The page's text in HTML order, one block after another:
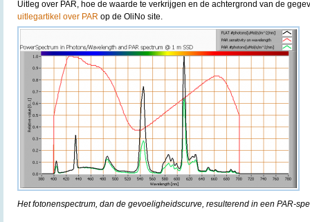
Uitleg over PAR, hoe de waarde te verkrijgen en de achtergrond van de
uitlegartikel over PAR op de OliNo site.
Het fotonenspectrum, dan de gevoeligheidscurve, resulterend in een PAR-